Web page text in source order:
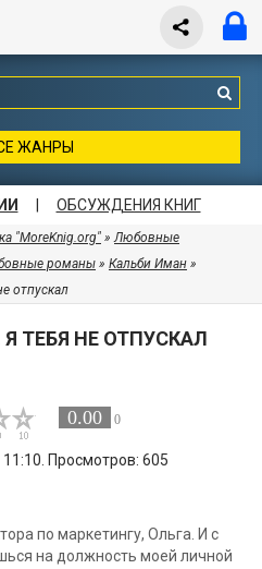
ЖАНРЫ
ОБСУЖДЕНИЯ КНИГ
"MoreKnig.org" »Любовные
романы » Кальби Иман »
отпускал
ТЕБЯ НЕ ОТПУСКАЛ
0.00 0
Просмотров: 605
по маркетингу, Ольга. И с
на должность моей личной